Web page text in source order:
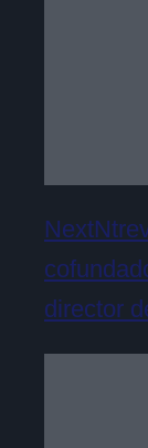
director